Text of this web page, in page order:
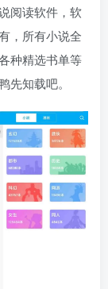
阅读软件，软
，所有小说全
种精选书单等
知载吧。